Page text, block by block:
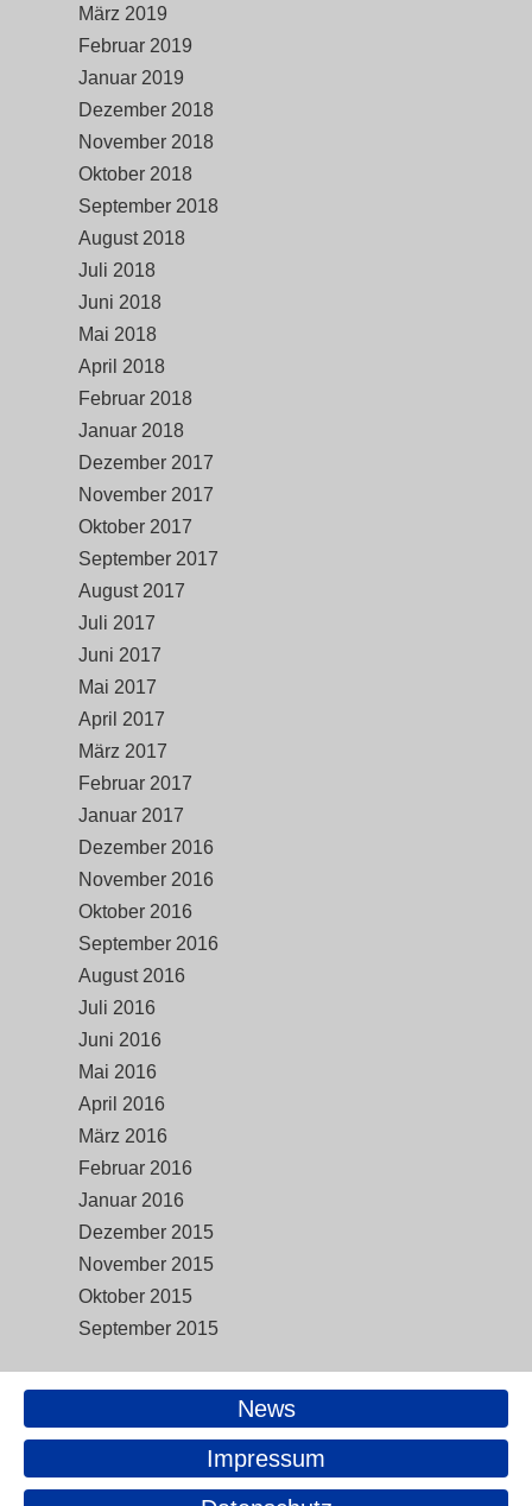
März 2019
Februar 2019
Januar 2019
Dezember 2018
November 2018
Oktober 2018
September 2018
August 2018
Juli 2018
Juni 2018
Mai 2018
April 2018
Februar 2018
Januar 2018
Dezember 2017
November 2017
Oktober 2017
September 2017
August 2017
Juli 2017
Juni 2017
Mai 2017
April 2017
März 2017
Februar 2017
Januar 2017
Dezember 2016
November 2016
Oktober 2016
September 2016
August 2016
Juli 2016
Juni 2016
Mai 2016
April 2016
März 2016
Februar 2016
Januar 2016
Dezember 2015
November 2015
Oktober 2015
September 2015
News
Impressum